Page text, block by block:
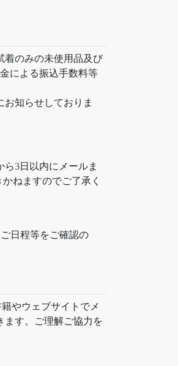
着のみの未使用品及び
による振込手数料等
知らせしておりま
3日以内にメールま
ねますのでご了承く
日程等をご確認の
やウェブサイトでメ
ます。ご理解ご協力を